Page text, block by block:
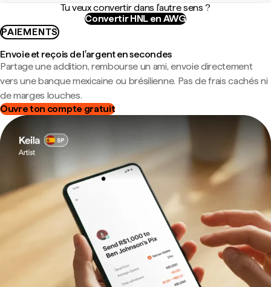
Tu veux convertir dans l'autre sens ?
Convertir HNL en AWG
PAIEMENTS
Envoie et reçois de l'argent en secondes
Partage une addition, rembourse un ami, envoie directement
vers une banque mexicaine ou brésilienne. Pas de frais cachés ni
de marges louches.
Ouvre ton compte gratuit